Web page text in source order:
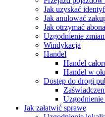
Jak uzyskać
Jak anulować
Jak otrzymać
Uzgodnienie
Windykacja
Handel
Handel
Handel w
Dostęp do drogi
Jak załatwić sprawę